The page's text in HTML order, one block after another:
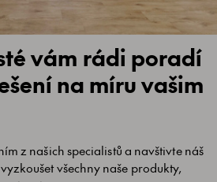
vám rádi poradí
na míru vašim
z našich specialistů a navštivte náš
všechny naše produkty,